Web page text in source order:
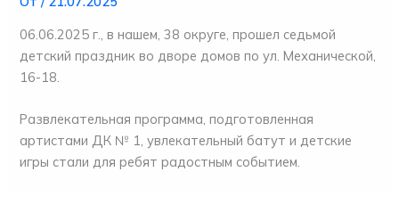
06.06.2025 г., в нашем, 38 округе, прошел седьмой
детский праздник во дворе домов по ул. Механической,
16-18.
Развлекательная программа, подготовленная
артистами ДК № 1, увлекательный батут и детские
игры стали для ребят радостным событием.